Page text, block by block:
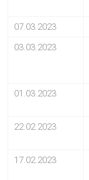
07.03.2023
03.03.2023
01.03.2023
22.02.2023
17.02.2023